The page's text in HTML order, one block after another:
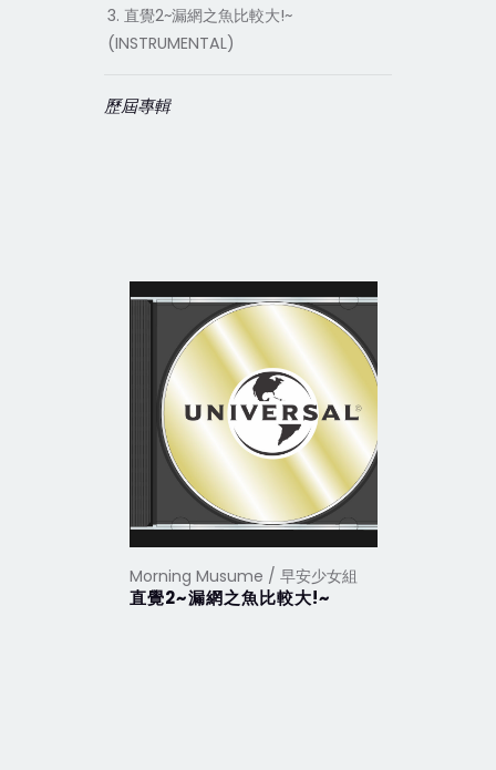
3. 直覺2~漏網之魚比較大!~
(INSTRUMENTAL)
歷屆專輯
Morning Musume / 早安少女組
直覺2~漏網之魚比較大!~